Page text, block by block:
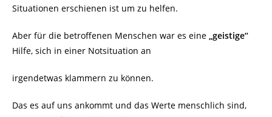
Situationen erschienen ist um zu helfen.
Aber für die betroffenen Menschen war es eine „geistige“
Hilfe, sich in einer Notsituation an
irgendetwas klammern zu können.
Das es auf uns ankommt und das Werte menschlich sind,